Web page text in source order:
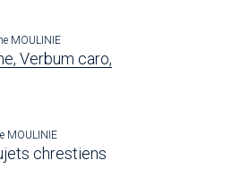
MOULINIE
Verbum caro,
MOULINIE
chrestiens